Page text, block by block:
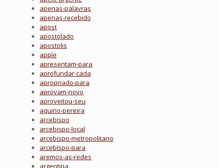
apenas-palavras
apenas-recebido
apost
apostolado
apostolis
apple
apresentam-para
aprofundar-cada
apropriado-para
aprovam-novo
aproveitou-seu
aquino-pereira
arcebispo
arcebispo-local
arcebispo-metropolitano
arcebispo-para
aremos-as-redes
argentina